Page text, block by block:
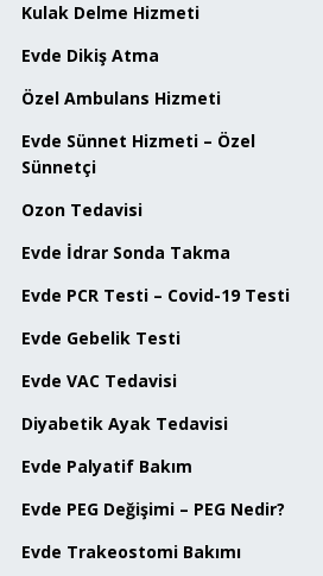
Kulak Delme Hizmeti
Evde Dikiş Atma
Özel Ambulans Hizmeti
Evde Sünnet Hizmeti – Özel
Sünnetçi
Ozon Tedavisi
Evde İdrar Sonda Takma
Evde PCR Testi – Covid-19 Testi
Evde Gebelik Testi
Evde VAC Tedavisi
Diyabetik Ayak Tedavisi
Evde Palyatif Bakım
Evde PEG Değişimi – PEG Nedir?
Evde Trakeostomi Bakımı